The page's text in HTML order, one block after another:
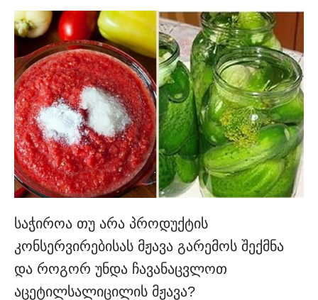
საჭიროა თუ არა პროდუქტის
კონსერვირებისას მჟავა გარემოს შექმნა
და როგორ უნდა ჩავანაცვლოთ
აცეტილსალიცილის მჟავა?